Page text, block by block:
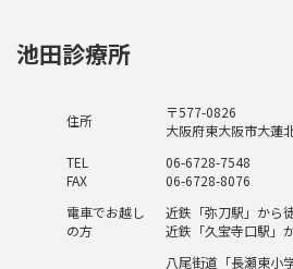
池田診療所
住所
〒577-0826
大阪府東大阪市大蓮
TEL
FAX
06-6728-7548
06-6728-8076
電車でお越し
の方
近鉄「弥刀駅」から
近鉄「久宝寺口駅」
八尾街道「長瀬東小